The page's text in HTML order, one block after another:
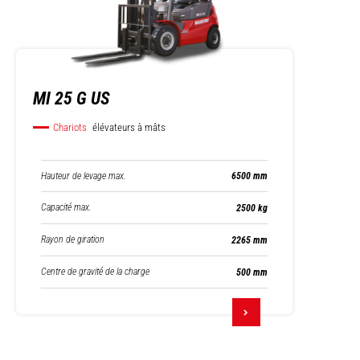
MI 25 G US
Chariots élévateurs à mâts
Hauteur de levage max. 6500 mm
Capacité max. 2500 kg
Rayon de giration 2265 mm
Centre de gravité de la charge 500 mm